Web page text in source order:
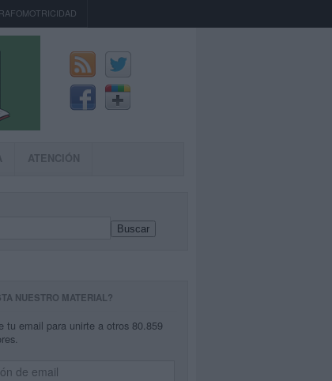
ATENCIÓN
Buscar
NUESTRO MATERIAL?
tu email para unirte a otros 80.859